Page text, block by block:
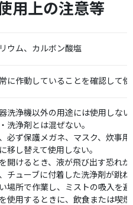
用上の注意等
ウム、カルボン酸塩
に作動していることを確認して
洗浄機以外の用途には使用しない
洗浄剤とは混ぜない。
必ず保護メガネ、マスク、炊事
移し替えて使用しない。
開けるとき、液が飛び出す恐れ
チューブに付着した洗浄剤が跳
場所で作業し、ミストの吸入を避
使用するときに、飲食または喫煙